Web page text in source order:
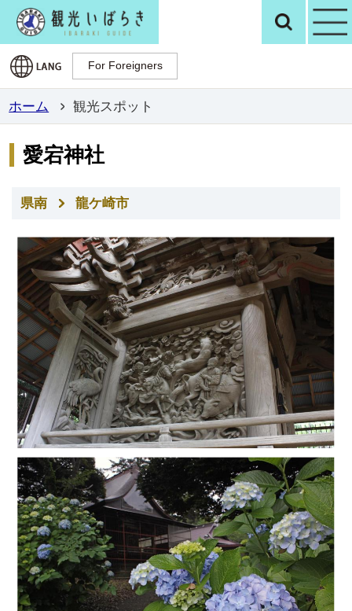
観光いばらき検
For Foreigners
For Foreigners
ホーム 観光スポット
愛宕神社
県南 龍ケ崎市